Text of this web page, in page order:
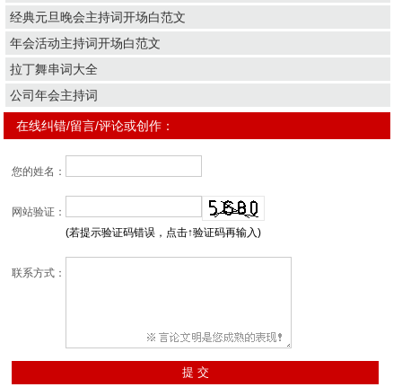
经典元旦晚会主持词开场白范文
年会活动主持词开场白范文
拉丁舞串词大全
公司年会主持词
在线纠错/留言/评论或创作：
您的姓名：
网站验证：
(若提示验证码错误，点击↑验证码再输入)
联系方式：